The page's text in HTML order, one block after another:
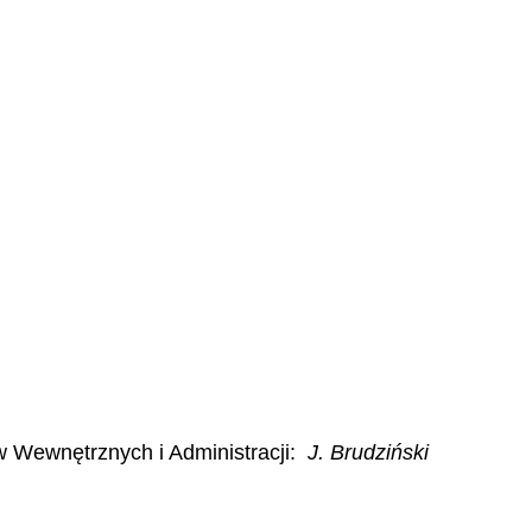
Wewnętrznych i Administracji: J. Brudziński